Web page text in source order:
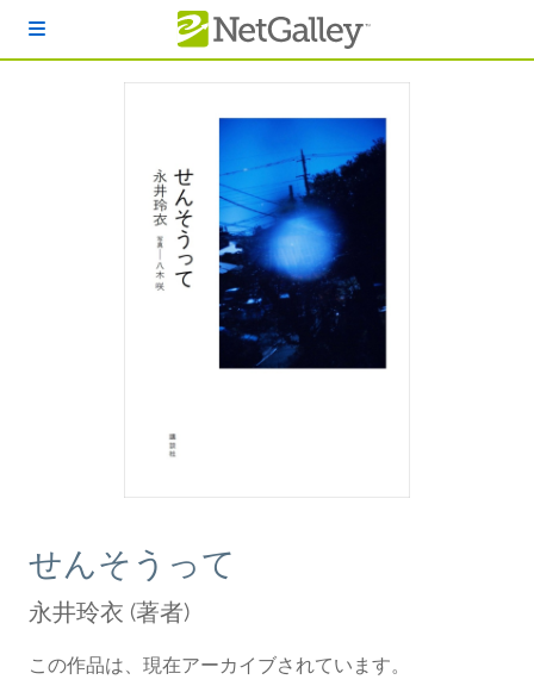
せんそうって
永井玲衣 (著者)
この作品は、現在アーカイブされています。